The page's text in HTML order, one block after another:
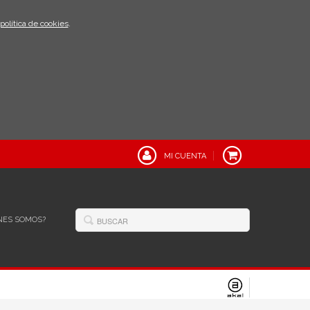
política de cookies.
MI CUENTA
SOMOS?